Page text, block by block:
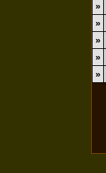
»
»
»
»
»